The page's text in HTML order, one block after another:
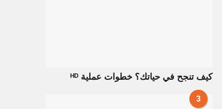
كيف تنجح في حياتك؟ خطوات عملية ᴴᴰ
3